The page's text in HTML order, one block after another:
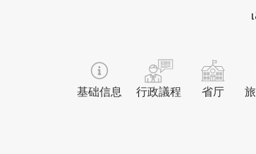
基础信息 行政議程 省厅